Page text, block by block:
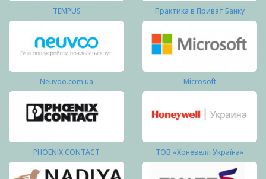
TEMPUS Практика в Приват Банку
Neuvoo.com.ua Microsoft
PHOENIX CONTACT ТОВ «Хоневелл Україна»